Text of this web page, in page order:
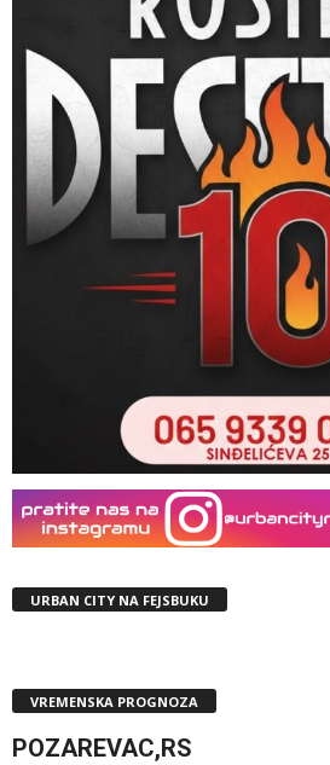
URBAN CITY NA FEJSBUKU
VREMENSKA PROGNOZA
POZAREVAC,RS